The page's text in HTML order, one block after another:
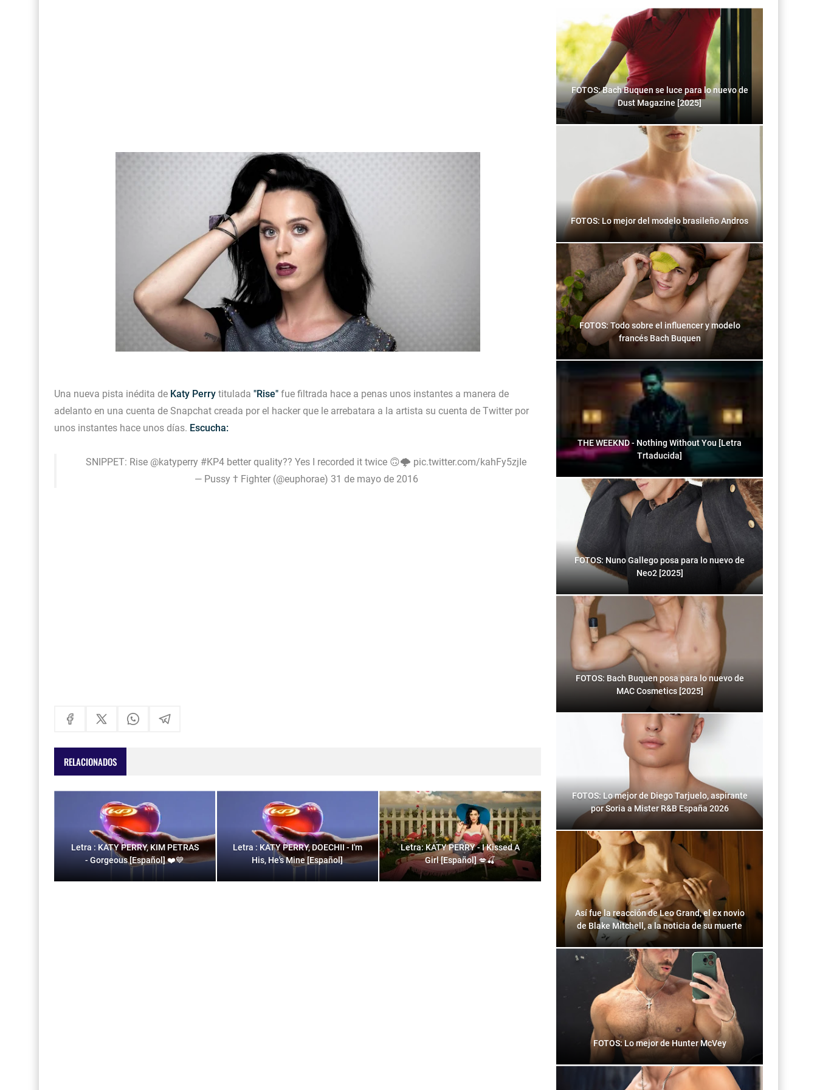
Una nueva pista inédita de Katy Perry titulada "Rise" fue filtrada hace a penas unos instantes a manera de
adelanto en una cuenta de Snapchat creada por el hacker que le arrebatara a la artista su cuenta de Twitter por
unos instantes hace unos días. Escucha:
SNIPPET: Rise @katyperry #KP4 better quality?? Yes I recorded it twice 🙃🌩 pic.twitter.com/kahFy5zjIe
— Pussy † Fighter (@euphorae) 31 de mayo de 2016
RELACIONADOS
Letra : KATY PERRY, KIM PETRAS
- Gorgeous [Español] ❤️💙
Letra : KATY PERRY, DOECHII - I'm
His, He's Mine [Español]
Letra: KATY PERRY - I Kissed A
Girl [Español] 💋🍒
FOTOS: Bach Buquen se luce para lo nuevo de
Dust Magazine [2025]
FOTOS: Lo mejor del modelo brasileño Andros
FOTOS: Todo sobre el influencer y modelo
francés Bach Buquen
THE WEEKND - Nothing Without You [Letra
Trtaducida]
FOTOS: Nuno Gallego posa para lo nuevo de
Neo2 [2025]
FOTOS: Bach Buquen posa para lo nuevo de
MAC Cosmetics [2025]
FOTOS: Lo mejor de Diego Tarjuelo, aspirante
por Soria a Mister R&B España 2026
Así fue la reacción de Leo Grand, el ex novio
de Blake Mitchell, a la noticia de su muerte
FOTOS: Lo mejor de Hunter McVey